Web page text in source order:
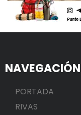
NAVEGACIÓN
PORTADA
RIVAS